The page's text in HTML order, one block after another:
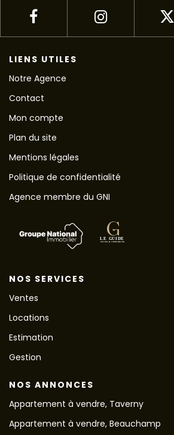
LIENS UTILES
Notre Agence
Contact
Mon compte
Plan du site
Mentions légales
Politique de confidentialité
Agence membre du GNI
NOS SERVICES
Ventes
Locations
Estimation
Gestion
NOS ANNONCES
Appartement à vendre, Taverny
Appartement à vendre, Beauchamp